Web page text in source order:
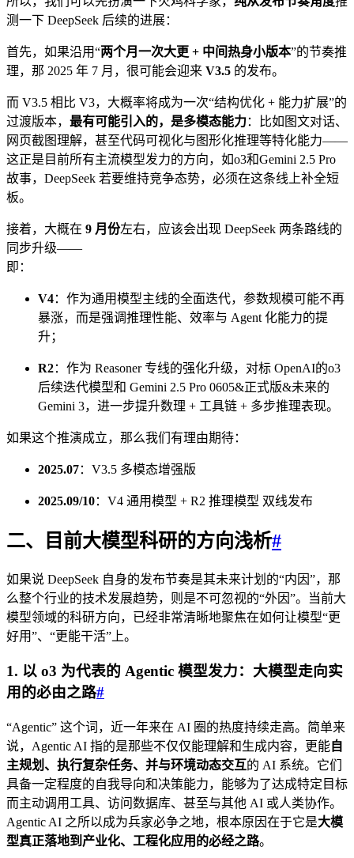
测一下 DeepSeek 后续的进展：
首先，如果沿用“两个月一次大更 + 中间热身小版本”的节奏推
理，那 2025 年 7 月，很可能会迎来 V3.5 的发布。
而 V3.5 相比 V3，大概率将成为一次“结构优化 + 能力扩展”的
过渡版本， 最有可能引入的，是多模态能力：比如图文对话、
网页截图理解，甚至代码可视化与图形化推理等特化能力——
这正是目前所有主流模型发力的方向，如o3和Gemini 2.5 Pro
故事，DeepSeek 若要维持竞争态势，必须在这条线上补全短
板。
接着，大概在 9 月份左右，应该会出现 DeepSeek 两条路线的
同步升级——
即：
V4：作为通用模型主线的全面迭代，参数规模可能不再
暴涨，而是强调推理性能、效率与 Agent 化能力的提
升；
R2：作为 Reasoner 专线的强化升级，对标 OpenAI的o3
后续迭代模型和 Gemini 2.5 Pro 0605&正式版&未来的
Gemini 3，进一步提升数理 + 工具链 + 多步推理表现。
如果这个推演成立，那么我们有理由期待：
2025.07：V3.5 多模态增强版
2025.09/10：V4 通用模型 + R2 推理模型 双线发布
二、目前大模型科研的方向浅析#
如果说 DeepSeek 自身的发布节奏是其未来计划的“内因”，那
么整个行业的技术发展趋势，则是不可忽视的“外因”。当前大
模型领域的科研方向，已经非常清晰地聚焦在如何让模型“更
好用”、“更能干活”上。
1. 以 o3 为代表的 Agentic 模型发力：大模型走向实
用的必由之路#
“Agentic” 这个词，近一年来在 AI 圈的热度持续走高。简单来
说，Agentic AI 指的是那些不仅仅能理解和生成内容，更能自
主规划、执行复杂任务、并与环境动态交互的 AI 系统。它们
具备一定程度的自我导向和决策能力，能够为了达成特定目标
而主动调用工具、访问数据库、甚至与其他 AI 或人类协作。
Agentic AI 之所以成为兵家必争之地，根本原因在于它是大模
型真正落地到产业化、工程化应用的必经之路。